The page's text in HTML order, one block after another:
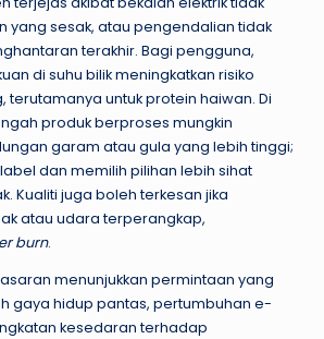
yang sesak, atau pengendalian tidak
terakhir. Bagi pengguna,
di suhu bilik meningkatkan risiko
terutamanya untuk protein haiwan. Di
produk berproses mungkin
garam atau gula yang lebih tinggi;
dan memilih pilihan lebih sihat
Kualiti juga boleh terkesan jika
atau udara terperangkap,
burn.
menunjukkan permintaan yang
gaya hidup pantas, pertumbuhan e-
kesedaran terhadap